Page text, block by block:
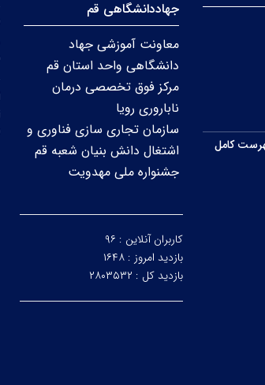
کامل
جهاددانشگاهی قم
معاونت آموزشی جهاد
دانشگاهی واحد استان قم
مرکز فوق تخصصی درمان
ناباروری رویا
سازمان تجاری سازی فناوری و
اشتغال دانش بنیان شعبه قم
جشنواره ملی مهدویت
کاربران آنلاین : ۹۶
بازدید امروز : ۱۶۴۸
بازدید کل : ۲۸۰۳۵۳۲